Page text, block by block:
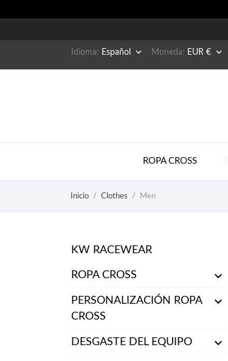
Idioma: Español  Moneda: EUR € 
ROPA CROSS
Inicio Clothes Men
KW RACEWEAR
ROPA CROSS 
PERSONALIZACIÓN ROPA
CROSS

DESGASTE DEL EQUIPO 